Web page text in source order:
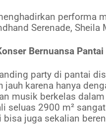
performa
Serenade, Sheila
Bernuansa Pantai
party di pantai
jauh karena hanya
musik berkelas
seluas 2900 m²
bisa juga sekalian